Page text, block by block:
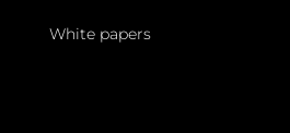
White papers